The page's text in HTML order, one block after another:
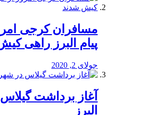
مسافران کرجی
پیام البرز راهی
جولای 2, 2020
آغاز برداشت
البرز